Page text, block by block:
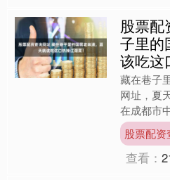
股票配
子里的
该吃这
藏在巷子
网址，夏
在成都市
意想不到
适的老牌
股票配
查看：